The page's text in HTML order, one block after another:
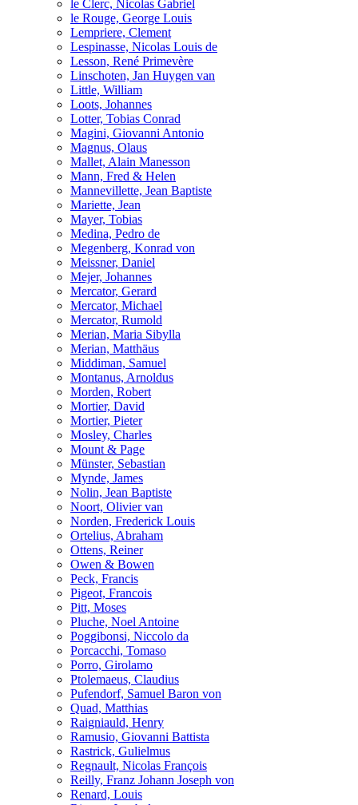
le Clerc, Nicolas Gabriel
le Rouge, George Louis
Lempriere, Clement
Lespinasse, Nicolas Louis de
Lesson, René Primevère
Linschoten, Jan Huygen van
Little, William
Loots, Johannes
Lotter, Tobias Conrad
Magini, Giovanni Antonio
Magnus, Olaus
Mallet, Alain Manesson
Mann, Fred & Helen
Mannevillette, Jean Baptiste
Mariette, Jean
Mayer, Tobias
Medina, Pedro de
Megenberg, Konrad von
Meissner, Daniel
Mejer, Johannes
Mercator, Gerard
Mercator, Michael
Mercator, Rumold
Merian, Maria Sibylla
Merian, Matthäus
Middiman, Samuel
Montanus, Arnoldus
Morden, Robert
Mortier, David
Mortier, Pieter
Mosley, Charles
Mount & Page
Münster, Sebastian
Mynde, James
Nolin, Jean Baptiste
Noort, Olivier van
Norden, Frederick Louis
Ortelius, Abraham
Ottens, Reiner
Owen & Bowen
Peck, Francis
Pigeot, Francois
Pitt, Moses
Pluche, Noel Antoine
Poggibonsi, Niccolo da
Porcacchi, Tomaso
Porro, Girolamo
Ptolemaeus, Claudius
Pufendorf, Samuel Baron von
Quad, Matthias
Raigniauld, Henry
Ramusio, Giovanni Battista
Rastrick, Gulielmus
Regnault, Nicolas François
Reilly, Franz Johann Joseph von
Renard, Louis